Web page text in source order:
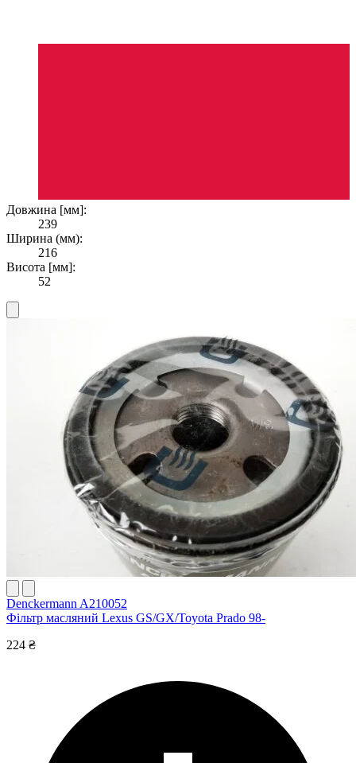
Довжина [мм]:
239
Ширина (мм):
216
Висота [мм]:
52
Denckermann A210052
Фільтр масляний Lexus GS/GX/Toyota Prado 98-
224 ₴